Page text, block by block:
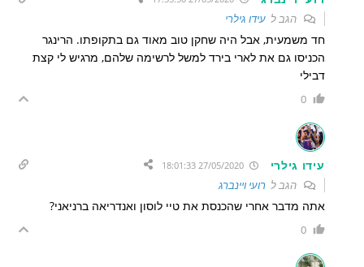
הגב לעידו גילרי
חד משמעית, אבל היה שחקן טוב מאוד גם בתקופתו. הרינגר
הכניסו גם את לארי בירד למשל לרשימה שלהם, מרגיש לי קצת
דבילי
0
עידו גילרי 27/05/2020 18:01:33
הגב לרועי ויינברג
אתה מדבר אחרי שהכנסת את טיי לוסון ואנדריאה ברניאני?
0